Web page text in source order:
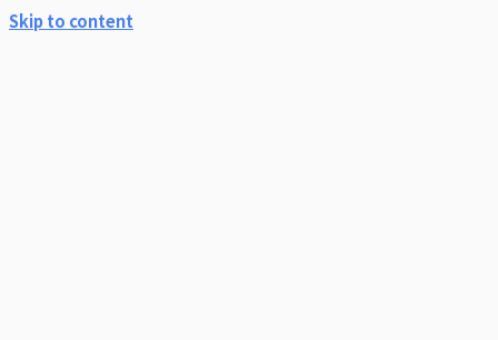
Skip to content